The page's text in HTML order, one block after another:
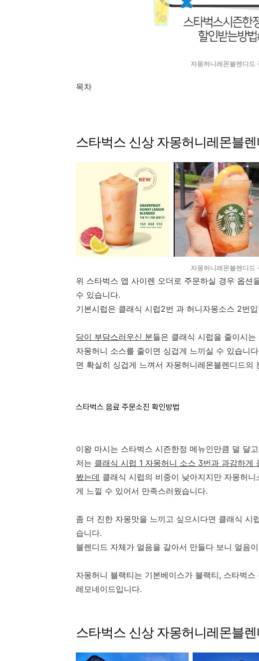
자몽허니레몬블렌디드
목차
스타벅스 신상 자몽허니레몬블
자몽허니레몬블렌디드
위 스타벅스 앱 사이렌 오더로 주문하실 경우 옵션
수 있습니다.
기본시럽은 클래식 시럽2번 과 허니자몽소스 2번
당이 부담스러우신 분들은 클래식 시럽을 줄이시는
자몽허니 소스를 줄이면 싱겁게 느끼실 수 있습니
면 확실히 싱겁게 느껴서 자몽허니레몬블렌디드의
스타벅스 음료 주문소진 확인방법
이왕 마시는 스타벅스 시즌한정 메뉴인만큼 덜 달
저는 클래식 시럽 1 자몽허니 소스 3번과 과감하
봤는데 클래식 시럽의 비중이 낮아지지만 자몽허
게 느낄 수 있어서 만족스러웠습니다.
좀 더 진한 자몽맛을 느끼고 싶으시다면 클래식 시
습니다.
블렌디드 자체가 얼음을 갈아서 만들다 보니 얼음
자몽허니 블랙티는 기본베이스가 블랙티, 스타벅스
레모네이드입니다.
스타벅스 신상 자몽허니레몬블